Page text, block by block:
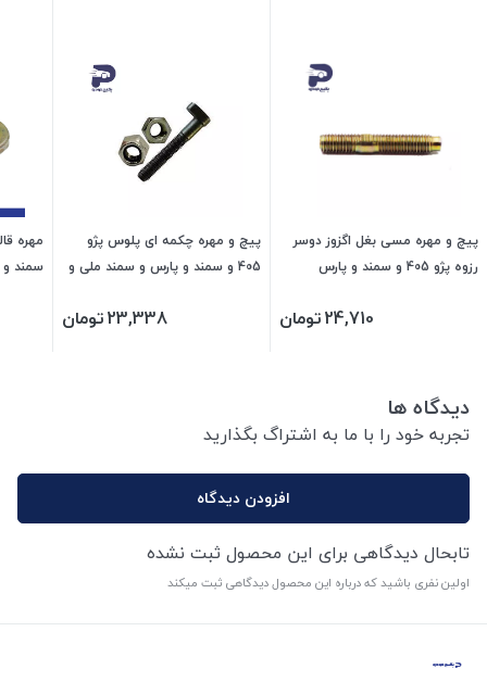
پیچ و مهره مسی بغل اگزوز دوسر
رزوه پژو 405 و سمند و پارس
24,710تومان
پیچ و مهره چکمه ای پلوس پژو
405 و سمند و پارس و سمند ملی و
23,338تومان
دیدگاه ها
تجربه خود را با ما به اشتراگ بگذارید
افزودن دیدگاه
تابحال دیدگاهی برای این محصول ثبت نشده
اولین نفری باشید که درباره این محصول دیدگاهی ثبت میکند